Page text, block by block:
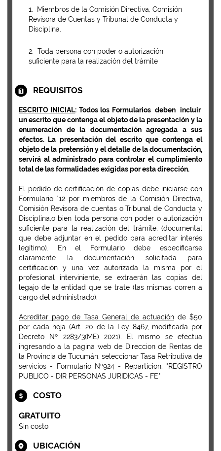
1. Miembros de la Comisión Directiva, Comisión
Revisora de Cuentas y Tribunal de Conducta y
Disciplina.
2. Toda persona con poder o autorización
suficiente para la realización del trámite
REQUISITOS
ESCRITO INICIAL: Todos los Formularios deben incluir
un escrito que contenga el objeto de la presentación y la
enumeración de la documentación agregada a sus
efectos. La presentación del escrito que contenga el
objeto de la pretensión y el detalle de la documentación,
servirá al administrado para controlar el cumplimiento
total de las formalidades exigidas por esta dirección.
El pedido de certificación de copias debe iniciarse con
Formulario °12 por miembros de la Comisión Directiva,
Comisión Revisora de cuentas o Tribunal de Conducta y
Disciplina,o bien toda persona con poder o autorización
suficiente para la realización del trámite, (documental
que debe adjuntar en el pedido para acreditar interés
legítimo). En el Formulario debe especificarse
claramente la documentación solicitada para
certificación y una vez autorizada la misma por el
profesional interviniente, se extraerán las copias del
legajo de la entidad que se trate (las mismas corren a
cargo del administrado).
Acreditar pago de Tasa General de actuación de $50
por cada hoja (Art. 20 de la Ley 8467, modificada por
Decreto Nº 2283/3(ME) 2021). El mismo se efectua
ingresando a la pagina web de Direccion de Rentas de
la Provincia de Tucumán, seleccionar Tasa Retributiva de
servicios -
Formulario Nº924 - Reparticion: "REGISTRO
PUBLICO - DIR PERSONAS JURIDICAS - FE"
COSTO
GRATUITO
Sin costo
UBICACIÓN